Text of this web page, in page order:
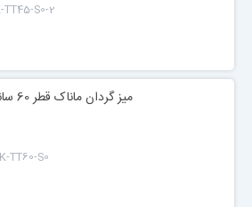
TT45-S0-2
میز گردان ماناک قطر 60 سانتی متر، سرعت ثابت
TT60-S0